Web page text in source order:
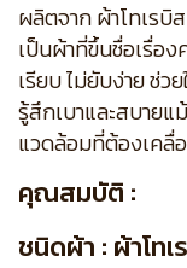
ผลิตจาก ผ้าโทเร
เป็นผ้าที่ขึ้นชื่อเรื่อ
เรียบ ไม่ยับง่าย ช่ว
รู้สึกเบาและสบาย
แวดล้อมที่ต้องเคลื่
คุณสมบัติ :
ชนิดผ้า : ผ้าโท